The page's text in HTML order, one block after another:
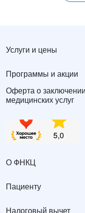
Услуги и цены
Программы и акции
Оферта о
медицинских услуг
О ФНКЦ
Пациенту
Налоговый вычет